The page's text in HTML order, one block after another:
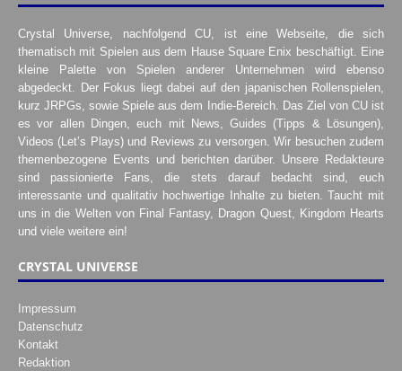
Crystal Universe, nachfolgend CU, ist eine Webseite, die sich
thematisch mit Spielen aus dem Hause Square Enix beschäftigt. Eine
kleine Palette von Spielen anderer Unternehmen wird ebenso
abgedeckt. Der Fokus liegt dabei auf den japanischen Rollenspielen,
kurz JRPGs, sowie Spiele aus dem Indie-Bereich. Das Ziel von CU ist
es vor allen Dingen, euch mit News, Guides (Tipps & Lösungen),
Videos (Let’s Plays) und Reviews zu versorgen. Wir besuchen zudem
themenbezogene Events und berichten darüber. Unsere Redakteure
sind passionierte Fans, die stets darauf bedacht sind, euch
interessante und qualitativ hochwertige Inhalte zu bieten. Taucht mit
uns in die Welten von Final Fantasy, Dragon Quest, Kingdom Hearts
und viele weitere ein!
CRYSTAL UNIVERSE
Impressum
Datenschutz
Kontakt
Redaktion